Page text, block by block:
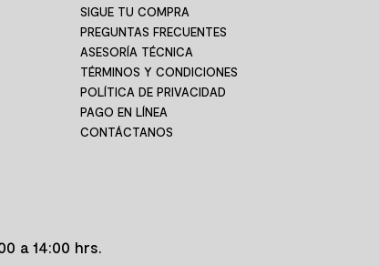
SIGUE TU COMPRA
PREGUNTAS FRECUENTES
ASESORÍA TÉCNICA
TÉRMINOS Y CONDICIONES
POLÍTICA DE PRIVACIDAD
PAGO EN LÍNEA
CONTÁCTANOS
a 14:00 hrs.